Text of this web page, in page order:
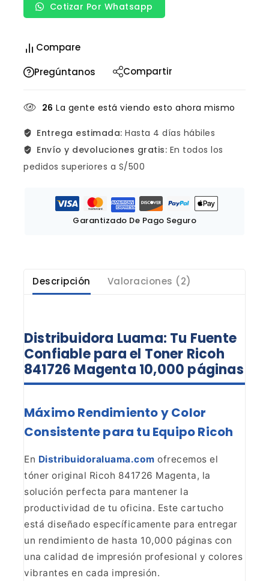
Cotizar Por Whatsapp
Compare
Pregúntanos
Compartir
26 La gente está viendo esto ahora mismo
Entrega estimada: Hasta 4 días hábiles
Envío y devoluciones gratis: En todos los
pedidos superiores a S/500
Garantizado De Pago Seguro
Descripción Valoraciones (2)
Distribuidora Luama: Tu Fuente
Confiable para el Toner Ricoh
841726 Magenta 10,000 páginas
Máximo Rendimiento y Color
Consistente para tu EquipoRicoh
En Distribuidoraluama.com ofrecemos el
tóner original Ricoh 841726 Magenta, la
solución perfecta para mantener la
productividad de tu oficina. Este cartucho
está diseñado específicamente para entregar
un rendimiento de hasta 10,000 páginas con
una calidad de impresión profesional y colores
vibrantes en cada impresión.